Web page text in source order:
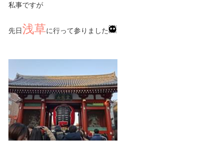
私事ですが
先日浅草に行って参りました